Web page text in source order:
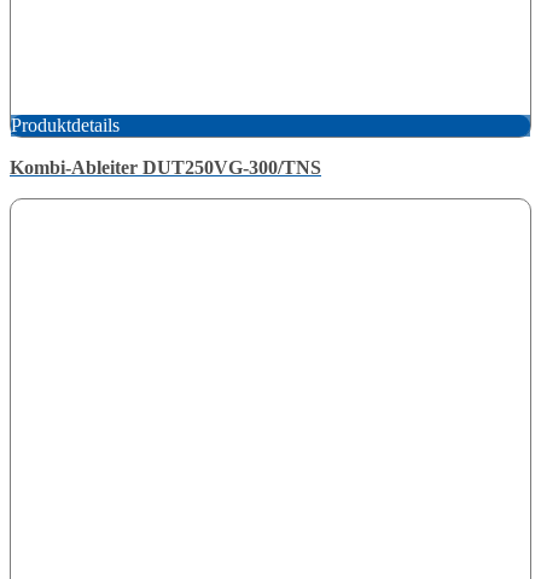
Produktdetails
Kombi-Ableiter DUT250VG-300/TNS